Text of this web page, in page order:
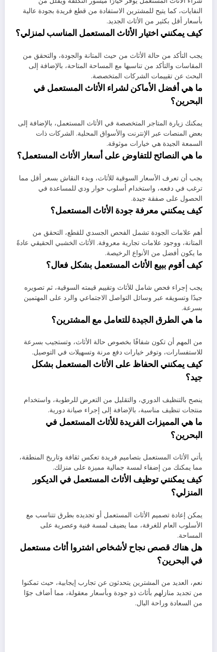
النفايات، كما يتيح للمشترين الاستفادة من قطع فريدة بجودة عالية
بأسعار أقل بكثير من الأثاث الجديد.
كيف يمكنني اختيار الأثاث المستعمل المناسب لمنزلي؟
يجب التأكد من حالة الأثاث من حيث المتانة والجودة، والتحقق من
المقاسات والتأكد من تناسبها مع المساحة المتاحة، بالإضافة إلى
البحث عن تقييمات الشركات المتخصصة.
ما هي أفضل الأماكن لشراء الأثاث المستعمل في
البحرين؟
يمكنك زيارة المتاجر المتخصصة في الأثاث المستعمل، بالإضافة إلى
بعض المنصات عبر الإنترنت والأسواق المحلية. الشركات ذات
السمعة الجيدة هي خيارات موثوقة.
ما هي النصائح للتفاوض على أسعار الأثاث المستعمل؟
يجب أن تعرف الأسعار السوقية للأثاث، وبدء النقاش بسعر أقل مما
ترغب في دفعه، واستخدام أسلوب حوار ودي للمساعدة في
الحصول على صفقة جيدة.
كيف يمكنني معرفة جودة الأثاث المستعمل؟
أهم علامات الجودة تشمل الفحص الجسدي للقطع، التحقق من
المتانة، ووجود علامات تجارية معروفة. الأثاث الخشبي الحقيقي عادةً
ما يكون أفضل من الأنواع الرخيصة.
كيف أقوم ببيع الأثاث المستعمل بشكل فعال؟
يجب إجراء فحص شامل للأثاث وتقييم قيمته السوقية، ثم تصويره
جيدًا وتسويقه عبر وسائل التواصل الاجتماعي والرد على المهتمين
بسرعة.
ما هي الطرق الجيدة للتعامل مع المشترين؟
من المهم أن تكون شفافًا بخصوص حالة الأثاث، وتستجيب بسرعة
للاستفسارات، وتوفر خيارات دفع مرنة وتسهيلات في التوصيل.
كيف يمكنني الحفاظ على الأثاث المستعمل بشكل
جيد؟
ينصح بالتنظيف الدوري، والتقليل من التعرض للرطوبة، واستخدام
منتجات تنظيف مناسبة، بالإضافة إلى إجراء صيانة دورية.
ما هي المميزات الفريدة للأثاث المستعمل في
البحرين؟
يأتي الأثاث المستعمل بتصاميم فريدة تعكس ثقافة وتاريخ المنطقة،
مما يمكنك من إضفاء لمسة جمالية مميزة على منزلك.
كيف يمكنني توظيف الأثاث المستعمل في الديكور
المنزلي؟
يمكن إعادة تصميم الأثاث المستعمل أو تجديده بطرق تتناسب مع
الأسلوب العام للغرفة، مما يضيف لمسة فنية وعصرية على
المساحة.
هل هناك قصص نجاح لأشخاص اشتروا أثاث مستعمل
في البحرين؟
نعم، العديد من المشترين يتحدثون عن تجارب إيجابية، حيث تمكنوا
من تجديد منازلهم بأثاث ذو جودة وبأسعار معقولة، مما أضاف جوًا
من السعادة وراحة البال.